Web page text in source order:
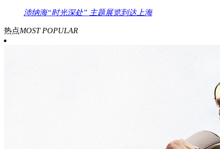
沛纳海“时光深处” 主题展览到达上海
热点MOST POPULAR